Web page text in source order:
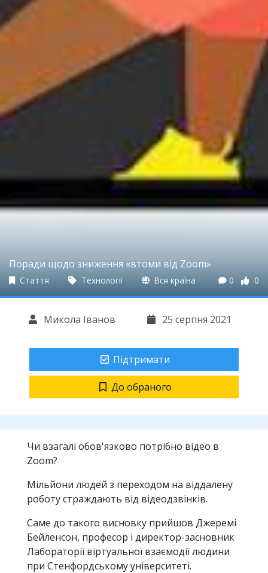
Поради щодо зниження «втоми від Zoom»
Стаття Технології Вся країна 0 0
Микола Іванов 25 серпня 2021
Підтримати
До обраного
Чи взагалі обов'язково потрібно відео в
Zoom?
Мільйони людей з переходом на віддалену
роботу страждають від відеодзвінків.
Саме до такого висновку прийшов Джеремі
Бейленсон, професор і директор-засновник
Лабораторії віртуальної взаємодії людини
при Стенфордському університеті.